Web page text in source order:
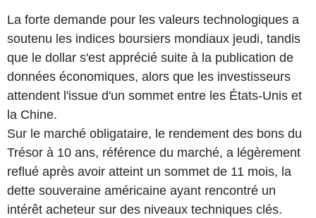
La forte demande pour les valeurs technologiques a
soutenu les indices boursiers mondiaux jeudi, tandis
que le dollar s'est apprécié suite à la publication de
données économiques, alors que les investisseurs
attendent l'issue d'un sommet entre les États-Unis et
la Chine.
Sur le marché obligataire, le rendement des bons du
Trésor à 10 ans, référence du marché, a légèrement
reflué après avoir atteint un sommet de 11 mois, la
dette souveraine américaine ayant rencontré un
intérêt acheteur sur des niveaux techniques clés.